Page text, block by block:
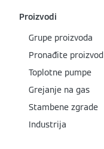
Proizvodi
Grupe proizvoda
Pronađite proizvod
Toplotne pumpe
Grejanje na gas
Stambene zgrade
Industrija